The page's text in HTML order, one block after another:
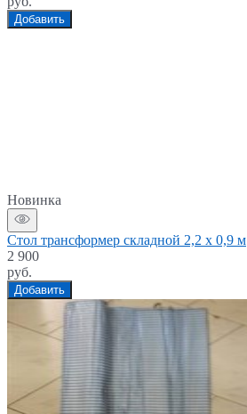
Добавить
Новинка
Стол трансформер складной 2,2 x 0,9 м
2 900
руб.
Добавить